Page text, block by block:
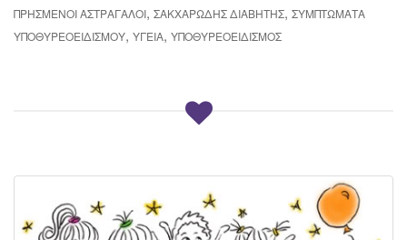
ΠΡΗΣΜΈΝΟΙ ΑΣΤΡΆΓΑΛΟΙ, ΣΑΚΧΑΡΏΔΗΣ ΔΙΑΒΉΤΗΣ, ΣΥΜΠΤΏΜΑΤΑ
ΥΠΟΘΥΡΕΟΕΙΔΙΣΜΟΎ, ΥΓΕΊΑ, ΥΠΟΘΥΡΕΟΕΙΔΙΣΜΌΣ